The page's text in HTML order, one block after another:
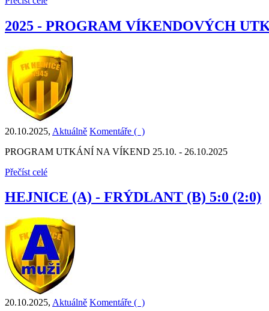
2025 - PROGRAM VÍKENDOVÝCH
20.10.2025, Aktuálně Komentáře ( )
PROGRAM UTKÁNÍ NA VÍKEND 25.10. - 26.10.2025
Přečíst celé
HEJNICE (A) - FRÝDLANT (B) 5:0 (2:0)
20.10.2025, Aktuálně Komentáře ( )